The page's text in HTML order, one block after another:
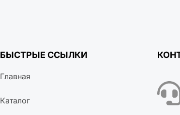
БЫСТРЫЕ ССЫЛКИ
Главная
Каталог